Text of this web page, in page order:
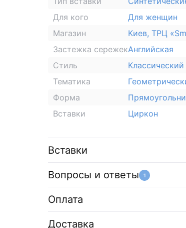
Для кого
Для женщин
Магазин
Киев, ТРЦ
Застежка сережекАнглийская
Стиль
Классический
Тематика
Форма
Вставки
Циркон
Вставки
Вопросы и ответы 1
Оплата
Доставка